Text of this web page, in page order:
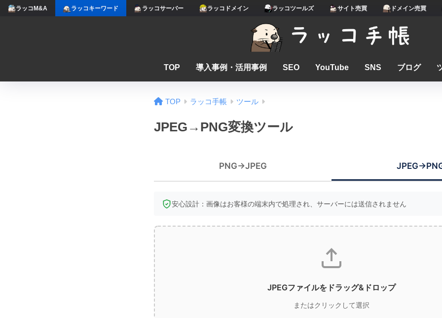
ラッコM&A ラッコキーワード ラッコサーバー ラッコドメイン ラッコツールズ サイト売買 ドメイン売買
TOP 導入事例・活用事例 SEO YouTube SNS ブログ
TOP ラッコ手帳 ツール
JPEG→PNG変換ツール
PNG→JPEG
安心設計：画像はお客様の端末内で処理され、サーバーには送信されません
JPEGファイルをドラッグ&ドロップ
またはクリックして選択